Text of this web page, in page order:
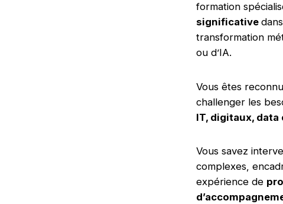
formation
significative
transformation
ou d’IA.
Vous êtes
challenger les
IT, digitaux, data
Vous savez
complexes,
expérience de